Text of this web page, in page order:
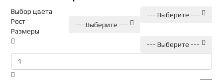
Выбор цвета
--- Выберите ---
Рост
--- Выберите ---
Размеры
--- Выберите ---